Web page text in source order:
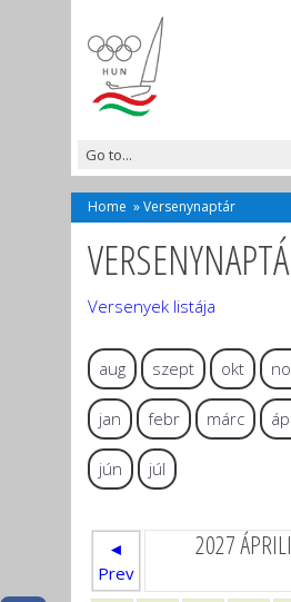
Home »Versenynaptár
Versenyek listája
aug szept okt
jan febr márc
jún júl
◄
Prev
2027